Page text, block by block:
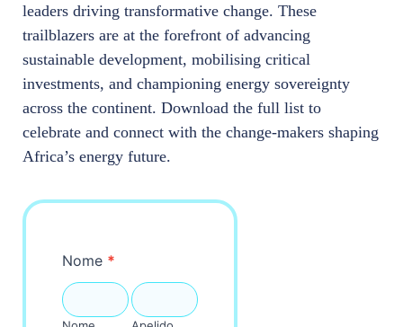
leaders driving transformative change. These
trailblazers are at the forefront of advancing
sustainable development, mobilising critical
investments, and championing energy sovereignty
across the continent. Download the full list to
celebrate and connect with the change-makers shaping
Africa’s energy future.
Shakers
Nome *
Nome
próprio
Apelido